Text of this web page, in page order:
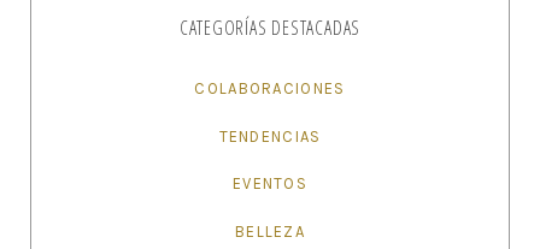
CATEGORÍAS DESTACADAS
COLABORACIONES
TENDENCIAS
EVENTOS
BELLEZA